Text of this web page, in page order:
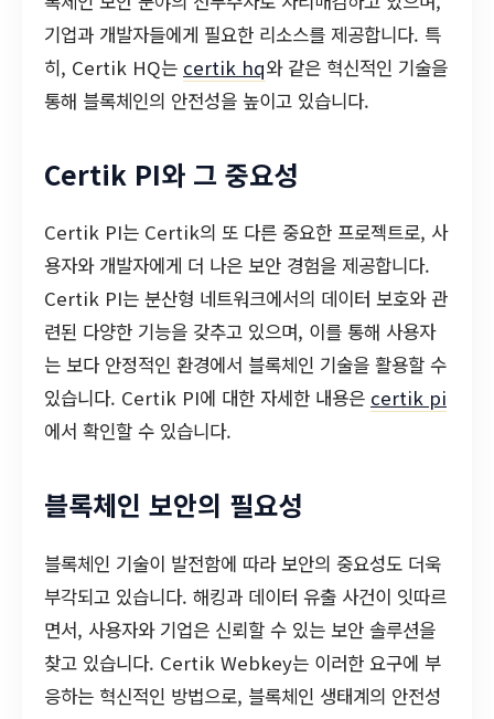
기업과 개발자들에게 필요한 리소스를 제공합니다. 특
히, Certik HQ는 certik hq와 같은 혁신적인 기술을
통해 블록체인의 안전성을 높이고 있습니다.
Certik PI와 그 중요성
Certik PI는 Certik의 또 다른 중요한 프로젝트로, 사
용자와 개발자에게 더 나은 보안 경험을 제공합니다.
Certik PI는 분산형 네트워크에서의 데이터 보호와 관
련된 다양한 기능을 갖추고 있으며, 이를 통해 사용자
는 보다 안정적인 환경에서 블록체인 기술을 활용할 수
있습니다. Certik PI에 대한 자세한 내용은 certik pi
에서 확인할 수 있습니다.
블록체인 보안의 필요성
블록체인 기술이 발전함에 따라 보안의 중요성도 더욱
부각되고 있습니다. 해킹과 데이터 유출 사건이 잇따르
면서, 사용자와 기업은 신뢰할 수 있는 보안 솔루션을
찾고 있습니다. Certik Webkey는 이러한 요구에 부
응하는 혁신적인 방법으로, 블록체인 생태계의 안전성